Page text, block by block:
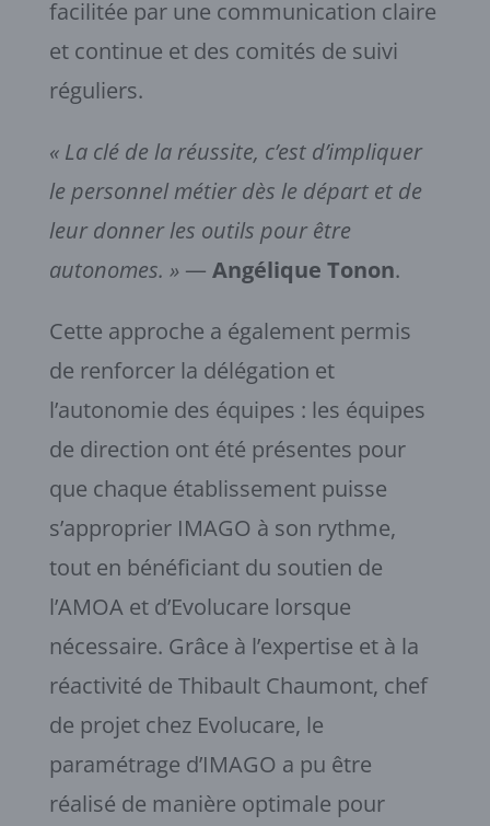
facilitée par une communication claire
et continue et des comités de suivi
réguliers.
« La clé de la réussite, c’est d’impliquer
le personnel métier dès le départ et de
leur donner les outils pour être
autonomes. »— Angélique Tonon.
Cette approche a également permis
de renforcer la délégation et
l’autonomie des équipes : les équipes
de direction ont été présentes pour
que chaque établissement puisse
s’approprier IMAGO à son rythme,
tout en bénéficiant du soutien de
l’AMOA et d’Evolucare lorsque
nécessaire. Grâce à l’expertise et à la
réactivité de Thibault Chaumont, chef
de projet chez Evolucare, le
paramétrage d’IMAGO a pu être
réalisé de manière optimale pour